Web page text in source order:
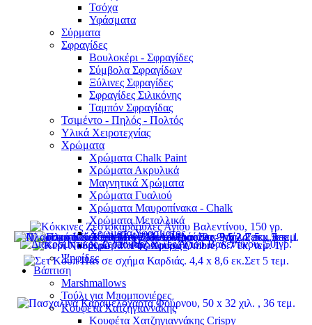
Τσόχα
Υφάσματα
Σύρματα
Σφραγίδες
Βουλοκέρι - Σφραγίδες
Σύμβολα Σφραγίδων
Ξύλινες Σφραγίδες
Σφραγίδες Σιλικόνης
Ταμπόν Σφραγίδας
Τσιμέντο - Πηλός - Πολτός
Υλικά Χειροτεχνίας
Χρώματα
Χρώματα Chalk Paint
Χρώματα Ακρυλικά
Μαγνητικά Χρώματα
Χρώματα Γυαλιού
Χρώματα Μαυροπίνακα - Chalk
Χρώματα Μεταλλικά
Χρώματα Υφάσματος
Χρώματα Φωσφοριζέ
Ψηφίδες
Βάπτιση
Marshmallows
Τούλι για Μπομπονιέρες
Κουφέτα Χατζηγιαννάκης
Κουφέτα Χατζηγιαννάκης Crispy